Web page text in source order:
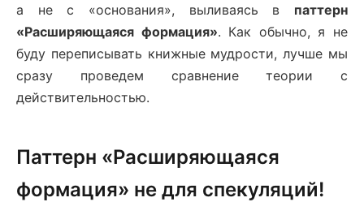
а не с «основания», выливаясь в паттерн
«Расширяющаяся формация». Как обычно, я не
буду переписывать книжные мудрости, лучше мы
сразу проведем сравнение теории с
действительностью.
Паттерн «Расширяющаяся
формация» не для спекуляций!